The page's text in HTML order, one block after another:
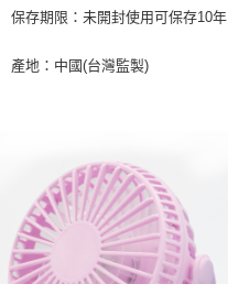
保存期限：未開封使用可保存10年
產地：中國(台灣監製)